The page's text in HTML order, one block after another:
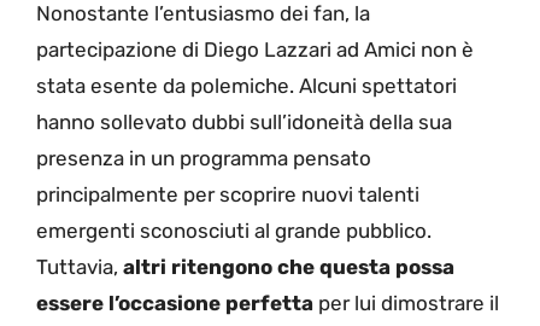
Nonostante l’entusiasmo dei fan, la
partecipazione di Diego Lazzari ad Amici non è
stata esente da polemiche. Alcuni spettatori
hanno sollevato dubbi sull’idoneità della sua
presenza in un programma pensato
principalmente per scoprire nuovi talenti
emergenti sconosciuti al grande pubblico.
Tuttavia, altri ritengono che questa possa
essere l’occasione perfetta per lui dimostrare il